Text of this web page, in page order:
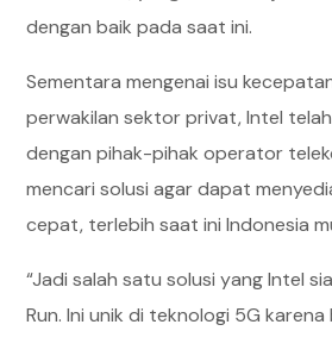
dengan baik pada saat ini.
Sementara mengenai isu
perwakilan sektor privat, Intel
dengan pihak-pihak operator
mencari solusi agar dapat
cepat, terlebih saat ini Indonesia
“Jadi salah satu solusi yang Intel
Run. Ini unik di teknologi 5G